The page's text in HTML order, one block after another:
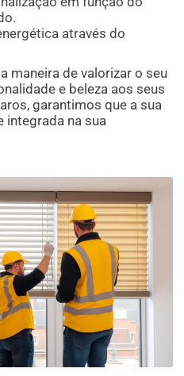
através do
maneira de valorizar o seu
e beleza aos seus
garantimos que a sua
integrada na sua